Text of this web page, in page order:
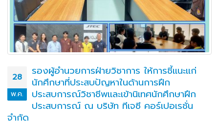
28
พ.ค.
รองผู้อำนวยการฝ่ายวิชาการ ให้การชี้แนะแก่
นักศึกษาที่ประสบปัญหาในด้านการฝึก
ประสบการณ์วิชาชีพเเละเข้านิเทศนักศึกษาฝึก
ประสบการณ์ ณ บริษัท ทีเจซี คอร์เปอเรชั่น
จำกัด